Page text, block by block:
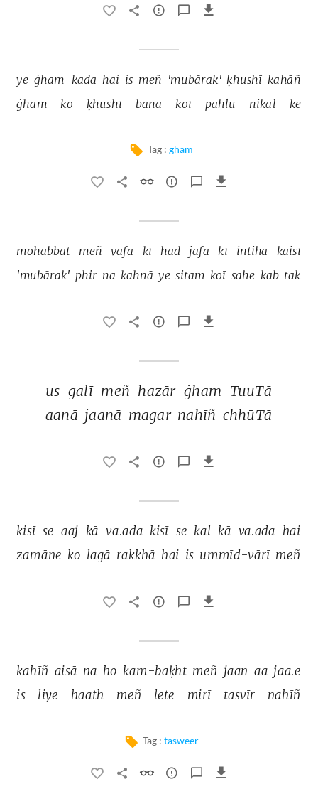
ye ġham-kada hai is meñ 'mubārak' ḳhushī kahāñ
ġham
ko ḳhushī banā koī pahlū nikāl ke
Tag : gham
mohabbat meñ vafā kī had jafā kī intihā
kaisī
'mubārak' phir na kahnā ye sitam koī sahe kab tak
us galī meñ hazār ġham TuuTā
aanā jaanā magar nahīñ chhūTā
kisī se aaj kā va.ada kisī se kal kā va.ada hai
zamāne ko lagā rakkhā hai is ummīd-vārī meñ
kahīñ aisā na ho kam-baḳht meñ jaan aa jaa.e
is
liye haath meñ lete mirī tasvīr nahīñ
Tag : tasweer